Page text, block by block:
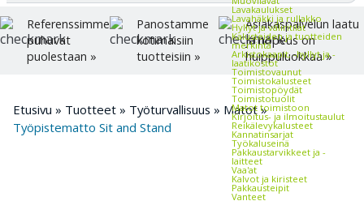
Lavakaulukset
Lavahäkki ja rullakko
Hyllyt ja väliritilät
Kalusteiden ja tuotteiden
merkintä
Arkistokaapit, -hyllyt ja -
laatikostot
Toimistovaunut
Toimistokalusteet
Toimistopöydät
Toimistotuolit
Matot toimistoon
Kirjoitus- ja ilmoitustaulut
Reikälevykalusteet
Kannatinsarjat
Työkaluseinä
Pakkaustarvikkeet ja -
laitteet
Vaa'at
Kalvot ja kiristeet
Pakkausteipit
Vanteet
Referenssimme
puhuvat
puolestaan »
Panostamme
kotimaisiin
tuotteisiin »
Asiakaspalvelun laatu
ja nopeus on
huippuluokkaa »
Etusivu » Tuotteet » Työturvallisuus » Matot»
Työpistematto Sit and Stand